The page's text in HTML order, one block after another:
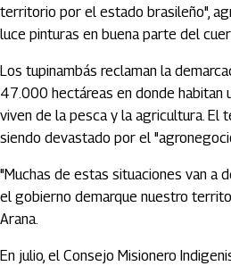
territorio por el estado brasileño",
luce pinturas en buena parte del
Los tupinambás reclaman la
47.000 hectáreas en donde habitan
viven de la pesca y la agricultura. El
siendo devastado por el
"Muchas de estas situaciones van a
el gobierno demarque nuestro
Arana.
En julio, el Consejo Misionero